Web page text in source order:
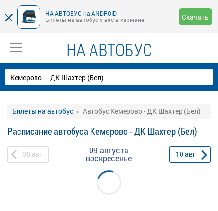
НА-АВТОБУС на ANDROID
Билеты на автобус у вас в кармане
Скачать
НА АВТОБУС
Билеты на автобус Автобус Кемерово - ДК Шахтер (Бел)
Расписание автобуса Кемерово - ДК Шахтер (Бел)
08 авг 09 августа
воскресенье 10авг